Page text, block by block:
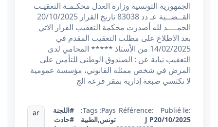
الجمهورية التونسية وزارة العدل محكـمـة التعقيـب
القــضــية عـ دد 83038 تاريخ القرار 20/10/2025
الحمــــد لله أصدرت محكمة التعقيب القرار الاتي
بعد الاطلاع على مطلب التعقيب المقدم في
14/02/2025 من الأستاذ ***** المحامي لدى
التعقيب نيابة عن : الصندوق الوطني للتأمين على
المرض في شخص ممثله القانوني، مؤسسة عمومية
لا تكتسي صبغة إدارية بمقر فرعه الج
Publié le:
20/10/2025
Référence:
J P
Pays:
تونس,
Tags:
#اللجنة
الطبية
#حادث
ar